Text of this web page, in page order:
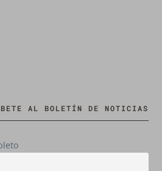
AL BOLETÍN DE NOTICIAS